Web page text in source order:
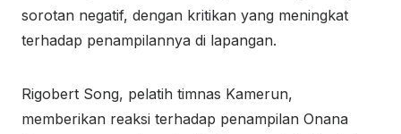
sorotan negatif, dengan kritikan yang meningkat
terhadap penampilannya di lapangan.
Rigobert Song, pelatih timnas Kamerun,
memberikan reaksi terhadap penampilan Onana